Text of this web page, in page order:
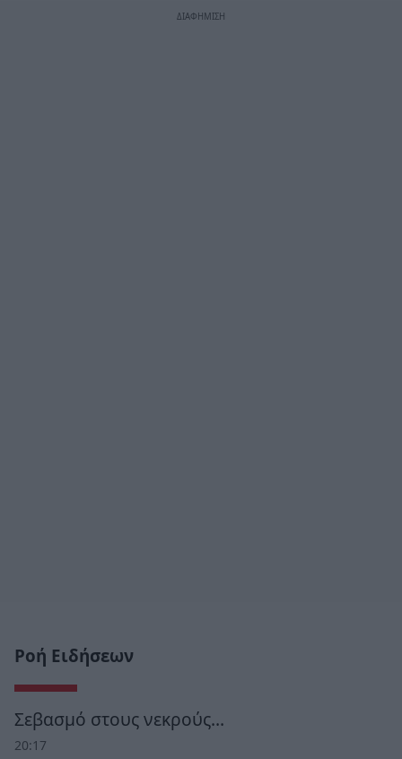
Ροή Ειδήσεων
Σεβασμό στους νεκρούς…
20:17